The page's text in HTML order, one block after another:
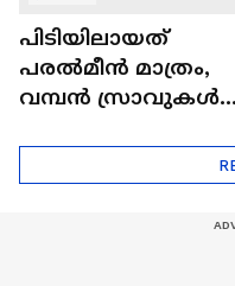
പിടിയിലായത്
പരല്‍മീന്‍ മാത്രം,
വമ്പന്‍ സ്രാവുകള്‍
ഡിസിസി പ്രസിഡന്റ്
പ്രവീണ്‍ കുമാര്‍